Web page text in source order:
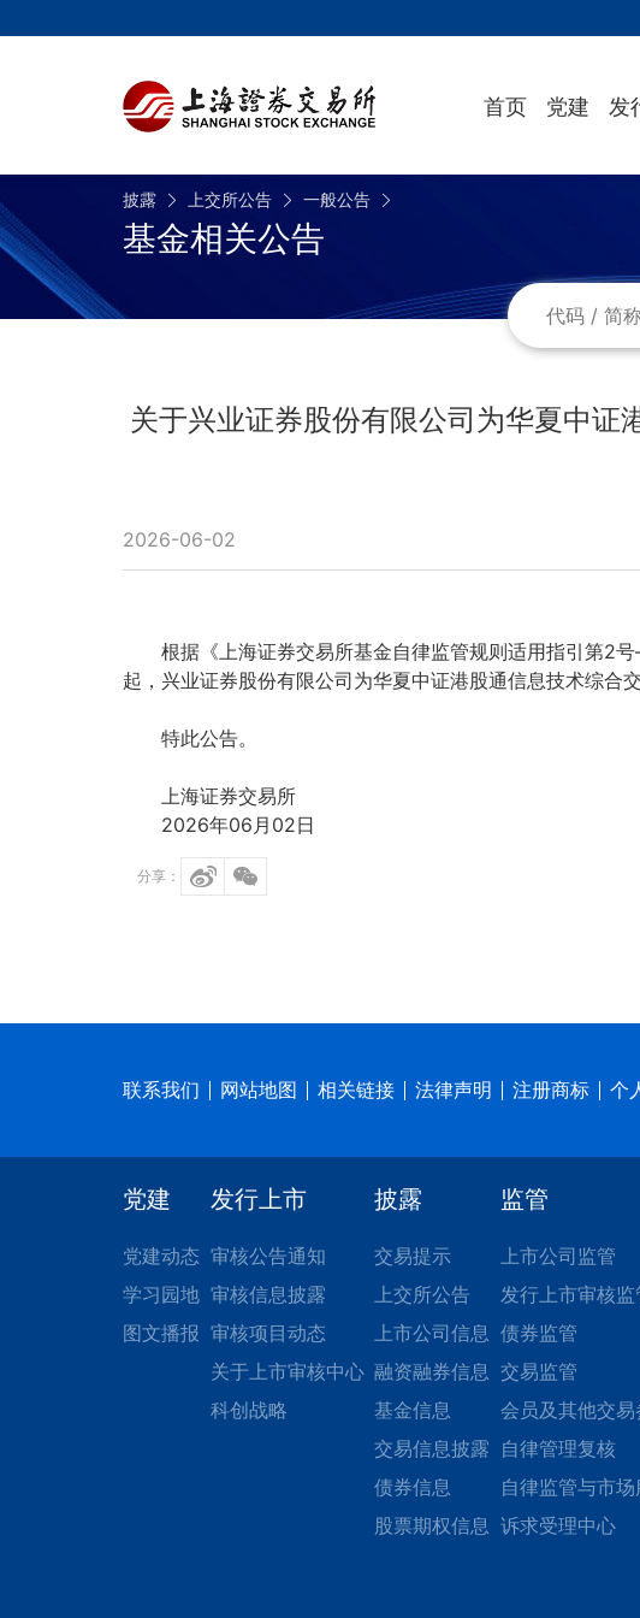
首页 党建 发
披露 上交所公告 一般公告
基金相关公告
关于兴业证券股份有限公司为华夏中证
2026-06-02
根据《上海证券交易所基金自律监管规则适用指引第2
起，兴业证券股份有限公司为华夏中证港股通信息技术综合
特此公告。
上海证券交易所
2026年06月02日
分享：
联系我们 网站地图 相关链接 法律声明 注册商标 个
党建
党建动态
学习园地
图文播报
发行上市
审核公告通知
审核信息披露
审核项目动态
关于上市审核中心
科创战略
披露
交易提示
上交所公告
上市公司信息
融资融券信息
基金信息
交易信息披露
债券信息
股票期权信息
监管
上市公司监管
发行上市审核监
债券监管
交易监管
会员及其他交
自律管理复核
自律监管与市
诉求受理中心